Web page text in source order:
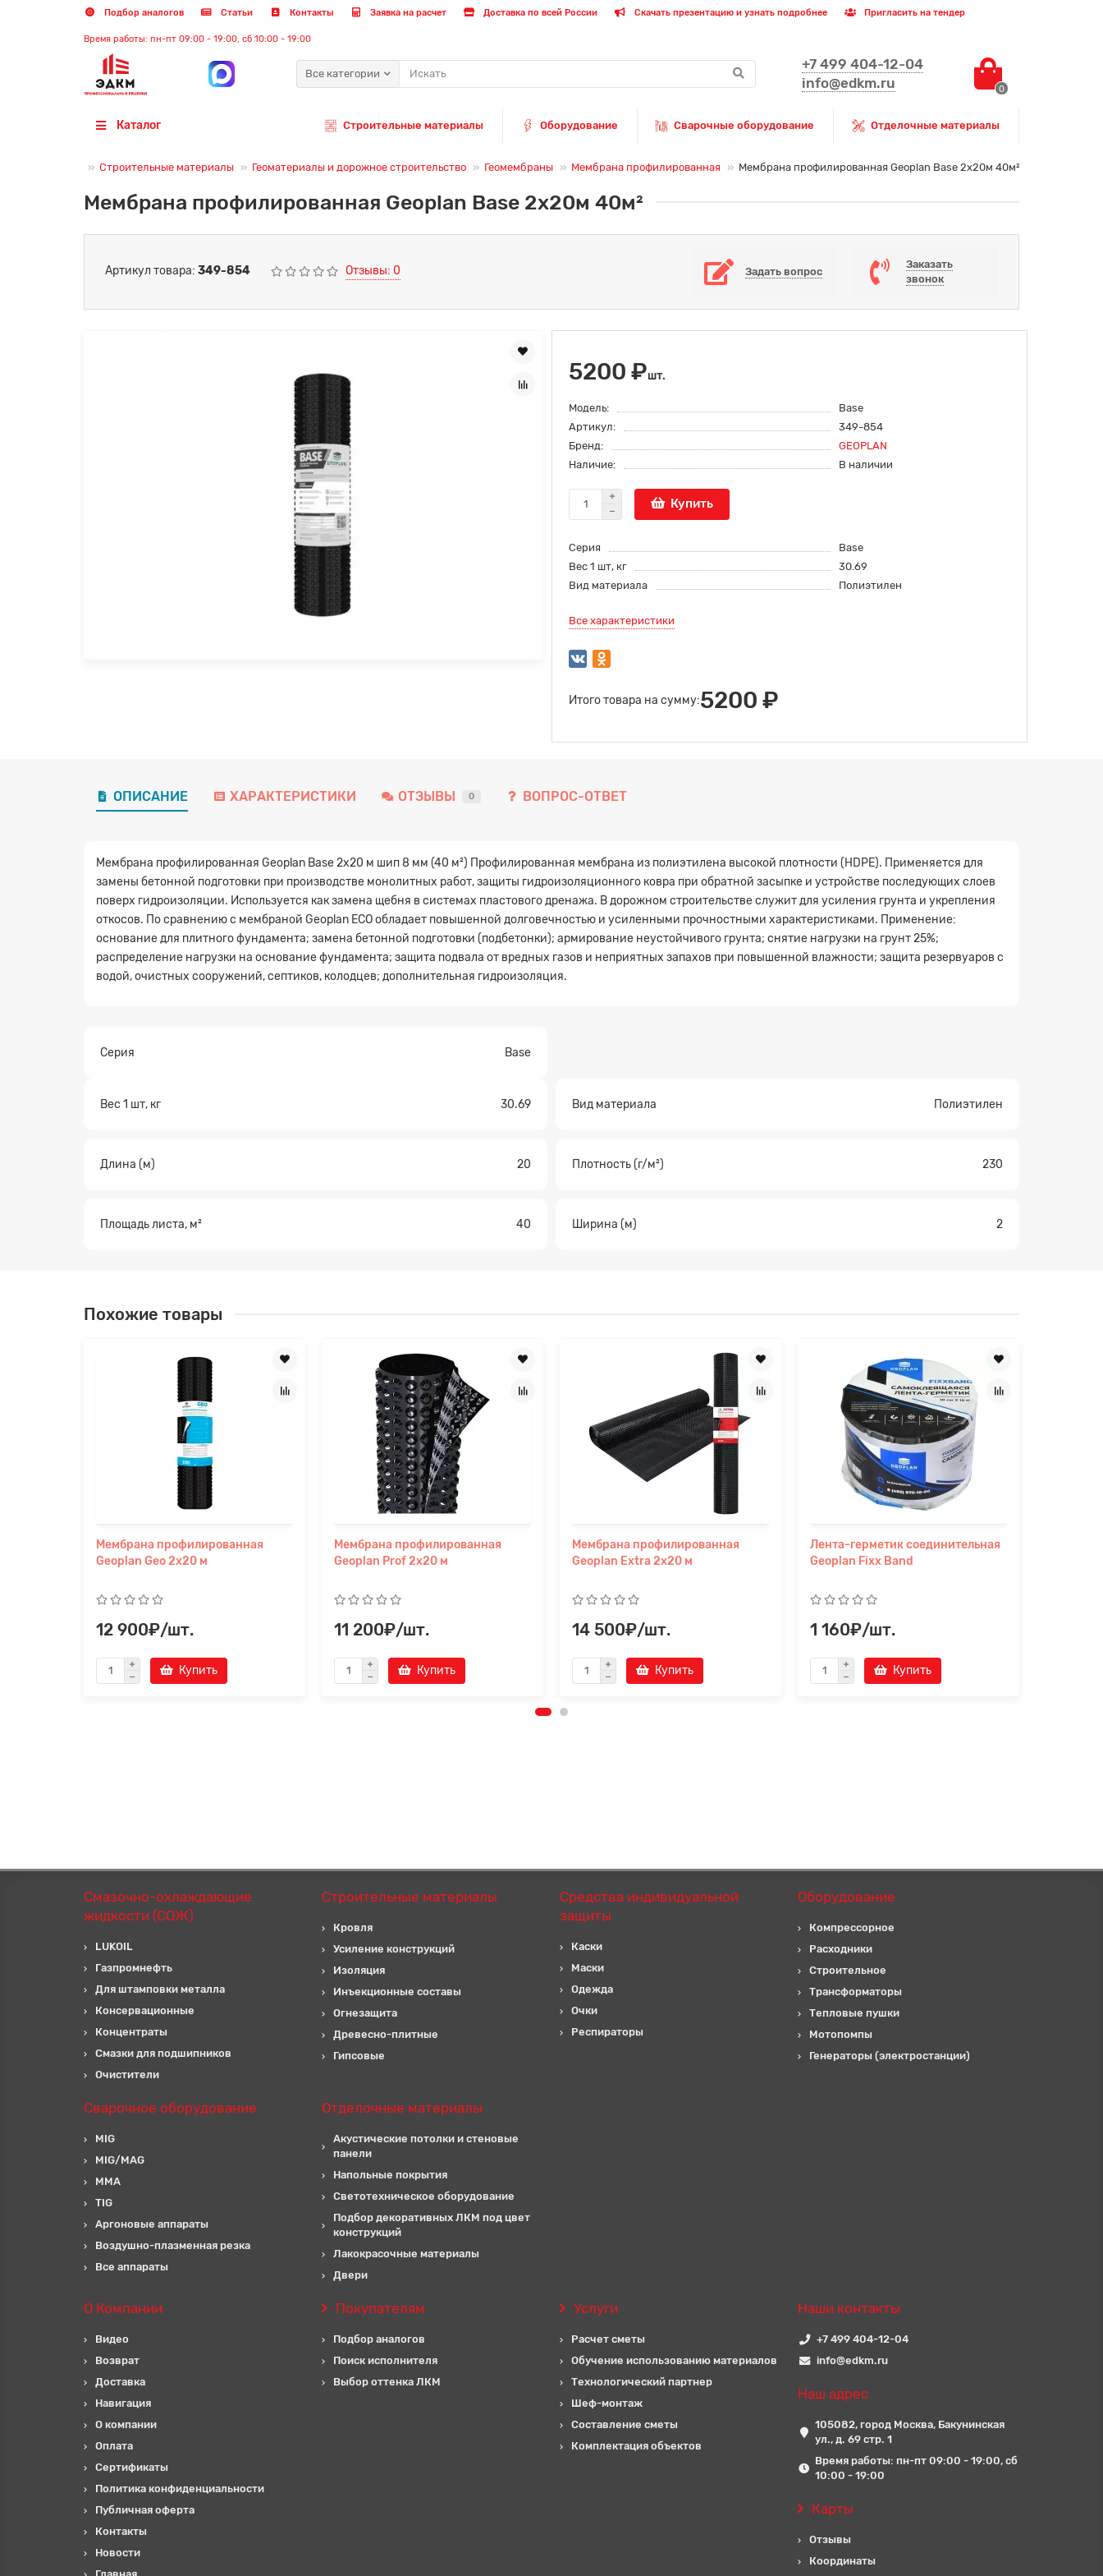
Подбор аналогов Статьи Контакты Заявка на расчет Доставка по всей России Скачать презентацию и узнать подробнее Пригласить на тендер
Время работы: пн-пт 09:00 - 19:00, сб 10:00 - 19:00
Все категории
+7 499 404-12-04
info@edkm.ru
0
Каталог Строительные материалы Оборудование Сварочные оборудование Отделочные материалы
Строительные материалы Геоматериалы и дорожное строительство Геомембраны Мембрана профилированная Мембрана профилированная Geoplan Base 2x20м 40м²
Мембрана профилированная Geoplan Base 2x20м 40м²
Артикул товара: 349-854 Отзывы: 0 Задать вопрос
Заказать
звонок
5200 ₽шт.
Модель:
Base
Артикул:
349-854
Бренд:
GEOPLAN
Наличие:
В наличии
Купить
Серия
Base
Вес 1 шт, кг
30.69
Вид материала
Полиэтилен
Все характеристики
Итого товара на сумму:5200 ₽
ОПИСАНИЕ ХАРАКТЕРИСТИКИ ОТЗЫВЫ 0 ВОПРОС-ОТВЕТ
Мембрана профилированная Geoplan Base 2х20 м шип 8 мм (40 м²) Профилированная мембрана из полиэтилена высокой плотности (HDPE). Применяется для
замены бетонной подготовки при производстве монолитных работ, защиты гидроизоляционного ковра при обратной засыпке и устройстве последующих слоев
поверх гидроизоляции. Используется как замена щебня в системах пластового дренажа. В дорожном строительстве служит для усиления грунта и укрепления
откосов. По сравнению с мембраной Geoplan ECO обладает повышенной долговечностью и усиленными прочностными характеристиками. Применение:
основание для плитного фундамента; замена бетонной подготовки (подбетонки); армирование неустойчивого грунта; снятие нагрузки на грунт 25%;
распределение нагрузки на основание фундамента; защита подвала от вредных газов и неприятных запахов при повышенной влажности; защита резервуаров с
водой, очистных сооружений, септиков, колодцев; дополнительная гидроизоляция.
Серия Base
Вес 1 шт, кг 30.69 Вид материала Полиэтилен
Длина (м) 20 Плотность (г/м²) 230
Площадь листа, м² 40 Ширина (м) 2
Похожие товары
Мембрана профилированная
Geoplan Geo 2х20 м
12 900₽/шт.
Купить
Мембрана профилированная
Geoplan Prof 2х20 м
11 200₽/шт.
Купить
Мембрана профилированная
Geoplan Extra 2х20 м
14 500₽/шт.
Купить
Лента-герметик соединительная
Geoplan Fixx Band
1 160₽/шт.
Купить
Смазочно-охлаждающие
жидкости (СОЖ)
LUKOIL
Газпромнефть
Для штамповки металла
Консервационные
Концентраты
Смазки для подшипников
Очистители
Строительные материалы
Кровля
Усиление конструкций
Изоляция
Инъекционные составы
Огнезащита
Древесно-плитные
Гипсовые
Средства индивидуальной
защиты
Каски
Маски
Одежда
Очки
Респираторы
Оборудование
Компрессорное
Расходники
Строительное
Трансформаторы
Тепловые пушки
Мотопомпы
Генераторы (электростанции)
Сварочное оборудование
MIG
MIG/MAG
MMA
TIG
Аргоновые аппараты
Воздушно-плазменная резка
Все аппараты
Отделочные материалы
Акустические потолки и стеновые
панели
Напольные покрытия
Светотехническое оборудование
Подбор декоративных ЛКМ под цвет
конструкций
Лакокрасочные материалы
Двери
О Компании
Видео
Возврат
Доставка
Навигация
О компании
Оплата
Сертификаты
Политика конфиденциальности
Публичная оферта
Контакты
Новости
Покупателям
Подбор аналогов
Поиск исполнителя
Выбор оттенка ЛКМ
Услуги
Расчет сметы
Обучение использованию материалов
Технологический партнер
Шеф-монтаж
Составление сметы
Комплектация объектов
Наши контакты
+7 499 404-12-04
info@edkm.ru
Наш адрес
105082, город Москва, Бакунинская
ул., д. 69 стр. 1
Время работы: пн-пт 09:00 - 19:00, сб
10:00 - 19:00
Карты
Отзывы
Координаты